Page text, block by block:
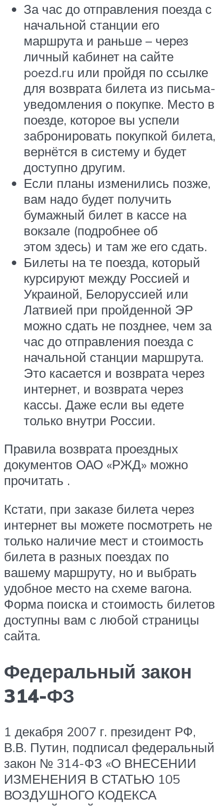
За час до отправления поезда с
начальной станции его
маршрута и раньше – через
личный кабинет на сайте
poezd.ru или пройдя по ссылке
для возврата билета из письма-
уведомления о покупке. Место в
поезде, которое вы успели
забронировать покупкой билета,
вернётся в систему и будет
доступно другим.
Если планы изменились позже,
вам надо будет получить
бумажный билет в кассе на
вокзале (подробнее об
этом здесь) и там же его сдать.
Билеты на те поезда, который
курсируют между Россией и
Украиной, Белоруссией или
Латвией при пройденной ЭР
можно сдать не позднее, чем за
час до отправления поезда с
начальной станции маршрута.
Это касается и возврата через
интернет, и возврата через
кассы. Даже если вы едете
только внутри России.
Правила возврата проездных
документов ОАО «РЖД» можно
прочитать .
Кстати, при заказе билета через
интернет вы можете посмотреть не
только наличие мест и стоимость
билета в разных поездах по
вашему маршруту, но и выбрать
удобное место на схеме вагона.
Форма поиска и стоимость билетов
доступны вам с любой страницы
сайта.
Федеральный закон
314-ФЗ
1 декабря 2007 г. президент РФ,
В.В. Путин, подписал федеральный
закон № 314-ФЗ «О ВНЕСЕНИИ
ИЗМЕНЕНИЯ В СТАТЬЮ 105
ВОЗДУШНОГО КОДЕКСА